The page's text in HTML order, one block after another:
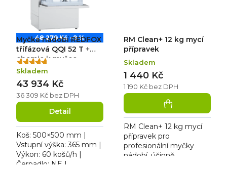
48 279 Kč –9 %
Myčka nádobí REDFOX
třífázová QQI 52 T +
chemie k myčce
zdarma
Průměrné
hodnocení
produktu
je
5,0
5
hvězdiček.
Skladem
36 309 Kč bez DPH
43 934 Kč
Detail
Koš: 500×500 mm |
Vstupní výška: 365 mm |
Výkon: 60 košů/h |
Čerpadlo: NE |
RM Clean+ 12 kg mycí
přípravek
Skladem
1 190 Kč bez DPH
1 440 Kč
RM Clean+ 12 kg mycí
přípravek pro
profesionální myčky
nádobí, účinně